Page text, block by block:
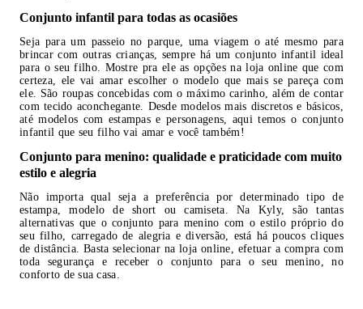
Conjunto infantil para todas as ocasiões
Seja para um passeio no parque, uma viagem o até mesmo para
brincar com outras crianças, sempre há um conjunto infantil ideal
para o seu filho. Mostre pra ele as opções na loja online que com
certeza, ele vai amar escolher o modelo que mais se pareça com
ele. São roupas concebidas com o máximo carinho, além de contar
com tecido aconchegante. Desde modelos mais discretos e básicos,
até modelos com estampas e personagens, aqui temos o conjunto
infantil que seu filho vai amar e você também!
Conjunto para menino: qualidade e praticidade com muito
estilo e alegria
Não importa qual seja a preferência por determinado tipo de
estampa, modelo de short ou camiseta. Na Kyly, são tantas
alternativas que o conjunto para menino com o estilo próprio do
seu filho, carregado de alegria e diversão, está há poucos cliques
de distância. Basta selecionar na loja online, efetuar a compra com
toda segurança e receber o conjunto para o seu menino, no
conforto de sua casa.